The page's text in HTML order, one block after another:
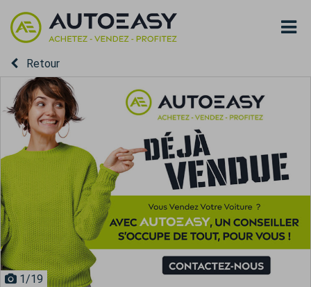
Retour
1/19